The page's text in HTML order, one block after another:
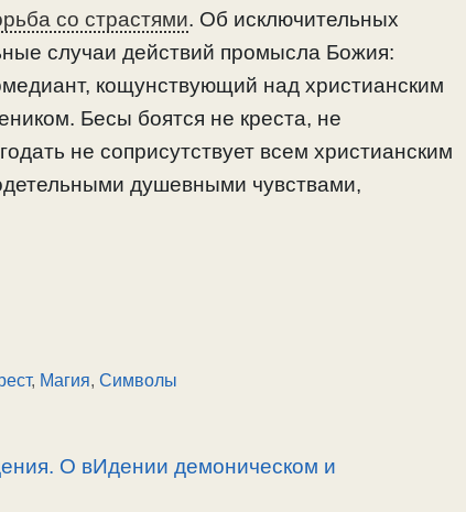
со страстями. Об исключительных
случаи действий промысла Божия:
кощунствующий над христианским
Бесы боятся не креста, не
не соприсутствует всем христианским
душевными чувствами,
, Магия, Символы
О вИдении демоническом и